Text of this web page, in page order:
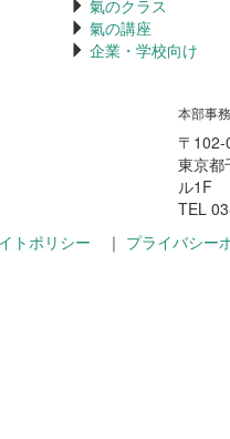
氣のクラス
氣の講座
企業・学校向け
本部事
〒102-
東京都
ル1F
TEL
トポリシー ｜ プライバシー